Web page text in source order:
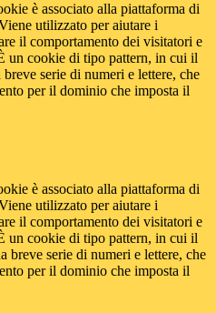
è associato alla piattaforma di
utilizzato per aiutare i
il comportamento dei visitatori e
un cookie di tipo pattern, in cui il
serie di numeri e lettere, che
per il dominio che imposta il
è associato alla piattaforma di
utilizzato per aiutare i
il comportamento dei visitatori e
un cookie di tipo pattern, in cui il
breve serie di numeri e lettere, che
per il dominio che imposta il